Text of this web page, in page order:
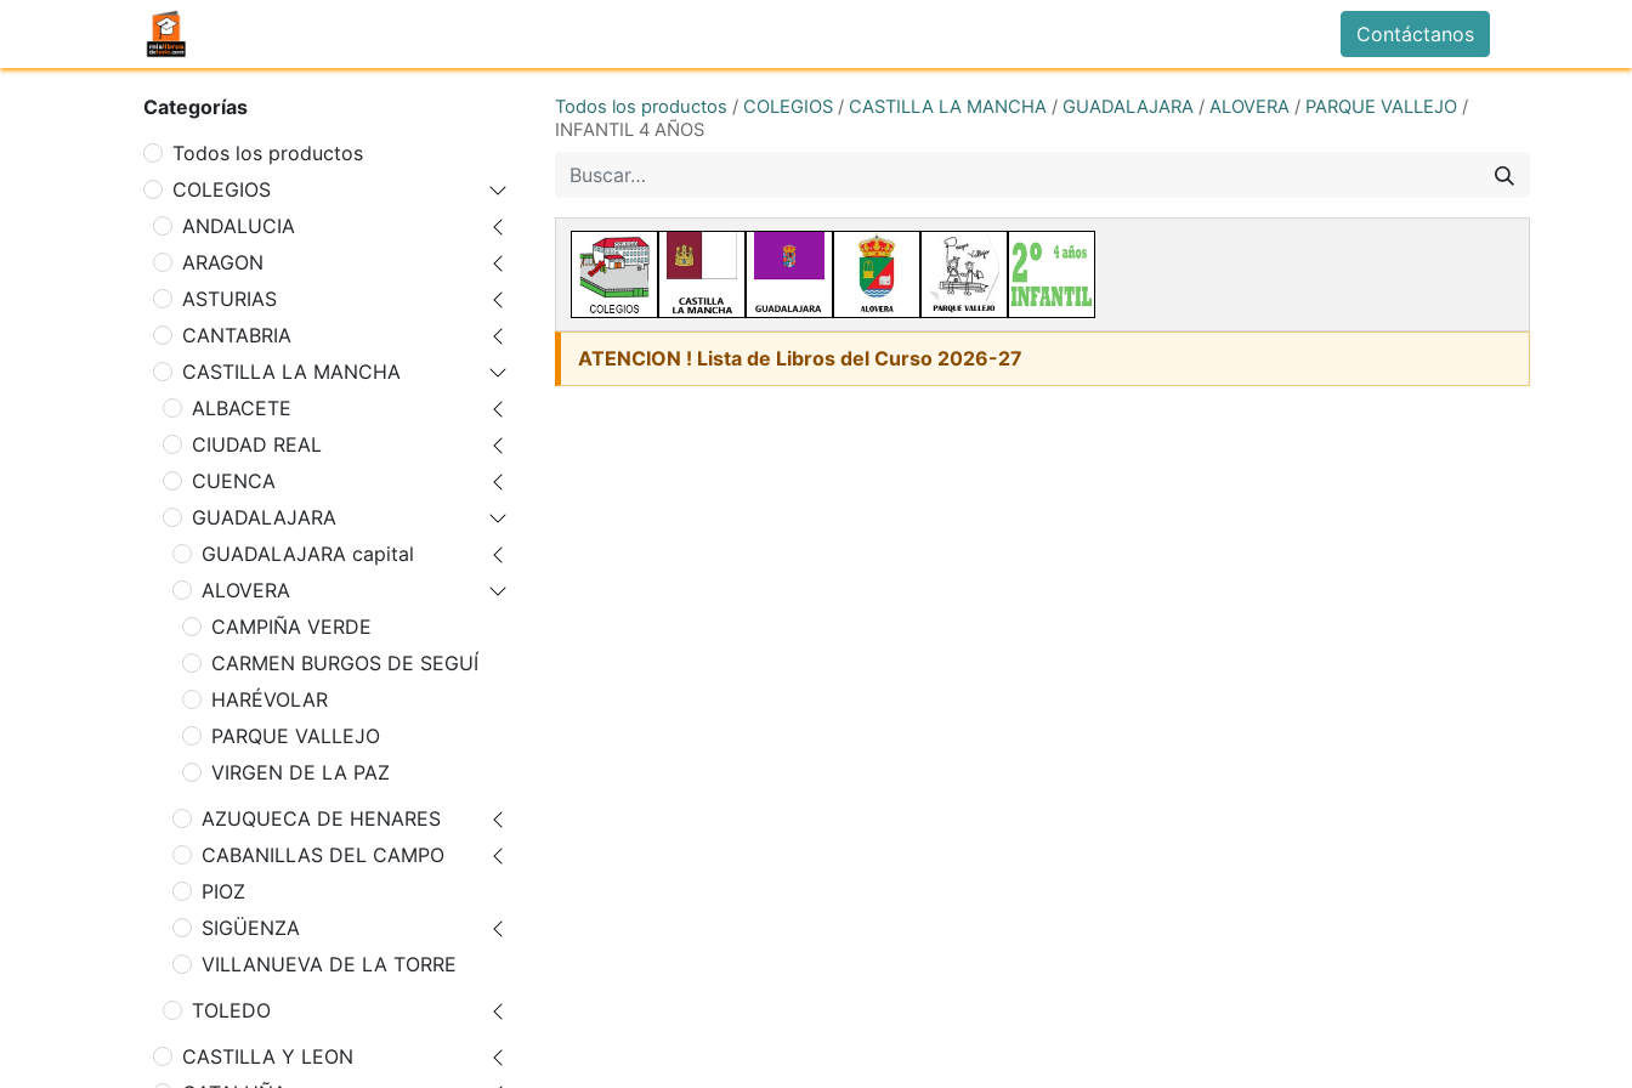
Contáctanos
Categorías
Todos los productos
COLEGIOS
ANDALUCIA
ARAGON
ASTURIAS
CANTABRIA
CASTILLA LA MANCHA
ALBACETE
CIUDAD REAL
CUENCA
GUADALAJARA
GUADALAJARA capital
ALOVERA
CAMPIÑA VERDE
CARMEN BURGOS DE SEGUÍ
HARÉVOLAR
PARQUE VALLEJO
VIRGEN DE LA PAZ
AZUQUECA DE HENARES
CABANILLAS DEL CAMPO
PIOZ
SIGÜENZA
VILLANUEVA DE LA TORRE
TOLEDO
CASTILLA Y LEON
Todos los productos / COLEGIOS / CASTILLA LA MANCHA / GUADALAJARA / ALOVERA / PARQUE VALLEJO /
INFANTIL 4 AÑOS
ATENCION ! Lista de Libros del Curso 2026-27